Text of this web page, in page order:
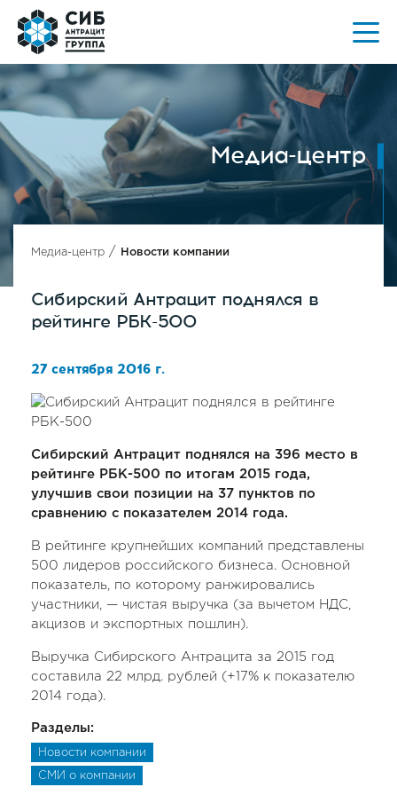
Медиа-центр
Медиа-центр / Новости компании
Сибирский Антрацит поднялся в
рейтинге РБК-500
27 сентября 2016 г.
Сибирский Антрацит поднялся на 396 место в
рейтинге РБК-500 по итогам 2015 года,
улучшив свои позиции на 37 пунктов по
сравнению с показателем 2014 года.
В рейтинге крупнейших компаний представлены
500 лидеров российского бизнеса. Основной
показатель, по которому ранжировались
участники, — чистая выручка (за вычетом НДС,
акцизов и экспортных пошлин).
Выручка Сибирского Антрацита за 2015 год
составила 22 млрд. рублей (+17% к показателю
2014 года).
Разделы:
Новости компании
СМИ о компании